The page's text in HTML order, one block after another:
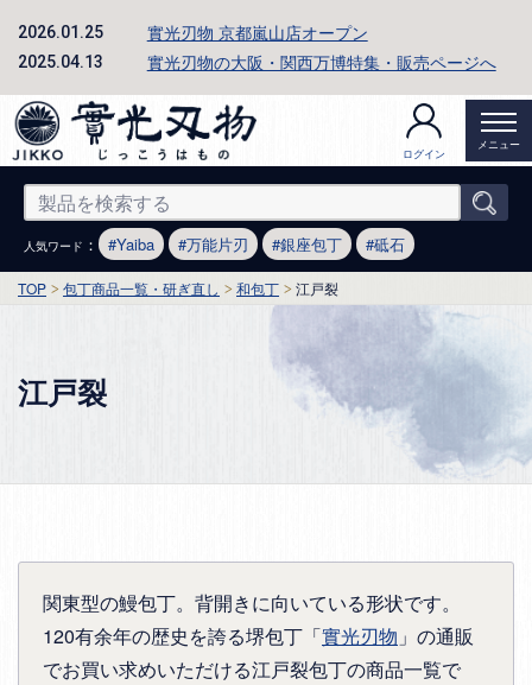
2026.01.25 實光刃物 京都嵐山店オープン
2025.04.13 實光刃物の大阪・関西万博特集・販売ページへ
ログイン
メニュー
人気ワード ： Yaiba 万能片刃 銀座包丁 砥石
TOP 包丁商品一覧・研ぎ直し 和包丁 江戸裂
江戸裂
関東型の鰻包丁。背開きに向いている形状です。
120有余年の歴史を誇る堺包丁「實光刃物 」の通販
でお買い求めいただける江戸裂包丁の商品一覧で